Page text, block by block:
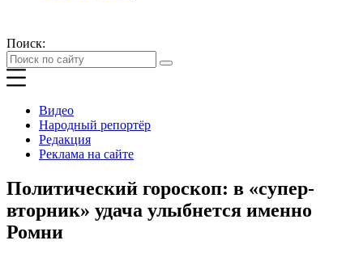
Поиск:
Видео
Народный репортёр
Редакция
Реклама на сайте
Политический гороскоп: в «супер-
вторник» удача улыбнется именно
Ромни